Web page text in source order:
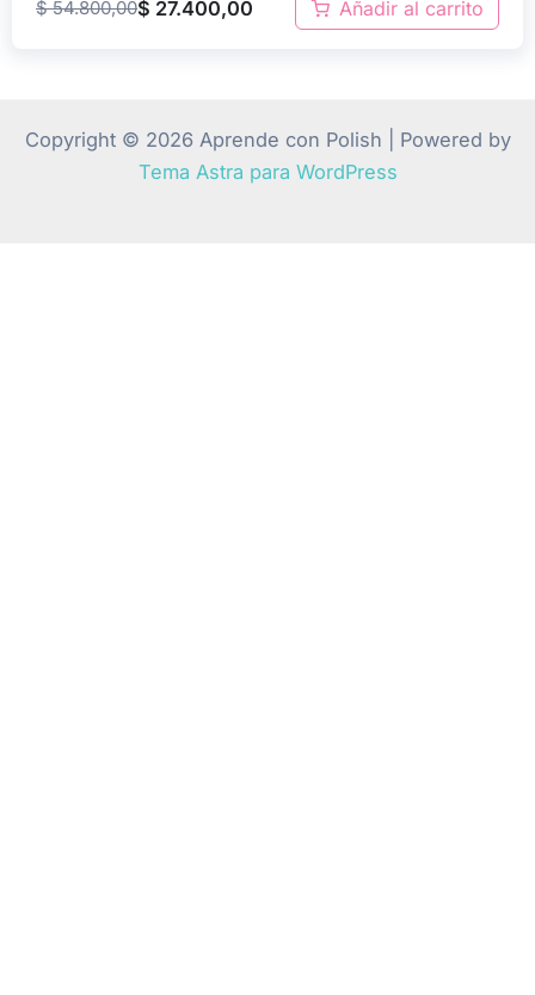
$54.800,00$ 27.400,00 Añadir al carrito
Copyright © 2026 Aprende con Polish | Powered by
Tema Astra para WordPress